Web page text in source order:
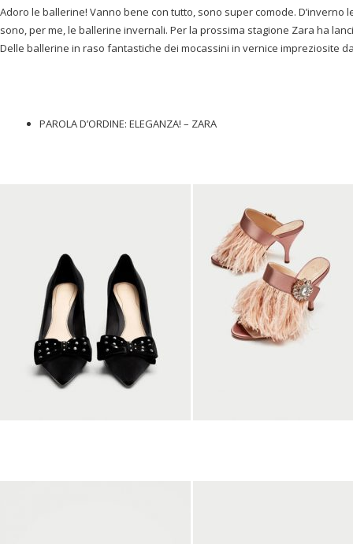
Adoro le ballerine! Vanno bene con tutto, sono super comode. D’inverno
sono, per me, le ballerine invernali. Per la prossima stagione Zara ha
Delle ballerine in raso fantastiche dei mocassini in vernice impreziosite
PAROLA D’ORDINE: ELEGANZA! – ZARA